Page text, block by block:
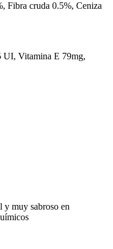
Fibra cruda 0.5%, Ceniza
Vitamina E 79mg,
y muy sabroso en